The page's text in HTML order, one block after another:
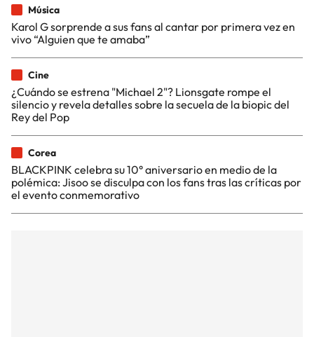
Música
Karol G sorprende a sus fans al cantar por primera vez en
vivo “Alguien que te amaba”
Cine
¿Cuándo se estrena "Michael 2"? Lionsgate rompe el
silencio y revela detalles sobre la secuela de la biopic del
Rey del Pop
Corea
BLACKPINK celebra su 10° aniversario en medio de la
polémica: Jisoo se disculpa con los fans tras las críticas por
el evento conmemorativo